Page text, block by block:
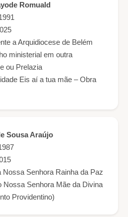
Romuald
a Arquidiocese de Belém
ministerial em outra
ou Prelazia
Eis aí a tua mãe – Obra
Sousa Araújo
Nossa Senhora Rainha da Paz
Nossa Senhora Mãe da Divina
Providentino)